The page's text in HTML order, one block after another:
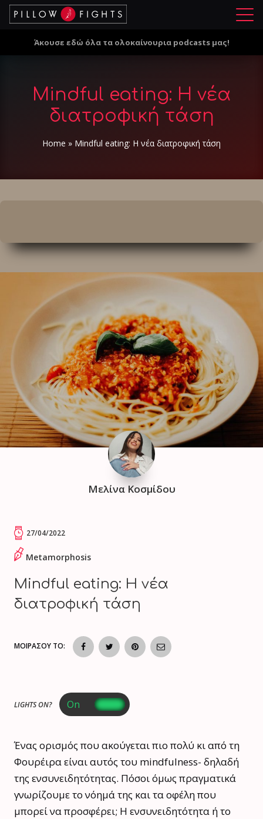
Μ
ο
Άκουσε εδώ όλα τα ολοκαίνουρια podcasts μας!
Mindful eating: Η νέα
διατροφική τάση
Home » Mindful eating: Η νέα διατροφική τάση
Μελίνα Κοσμίδου
27/04/2022
Metamorphosis
Mindful eating: Η νέα
διατροφική τάση
ΜΟΙΡΑΣΟΥ ΤΟ:
LIGHTS ON?
Ένας ορισμός που ακούγεται πιο πολύ κι από τη
Φουρέιρα είναι αυτός του mindfulness- δηλαδή
της ενσυνειδητότητας. Πόσοι όμως πραγματικά
γνωρίζουμε το νόημά της και τα οφέλη που
μπορεί να προσφέρει; Η ενσυνειδητότητα ή το